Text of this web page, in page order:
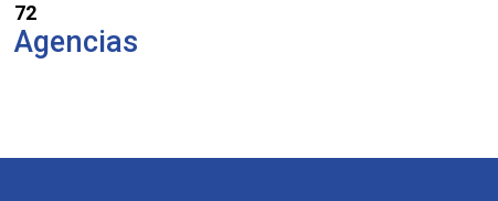
72
Agencias